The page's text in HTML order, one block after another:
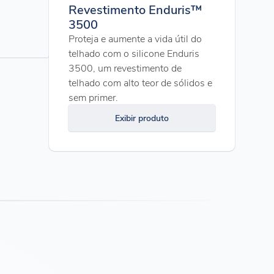
Revestimento Enduris™
3500
Proteja e aumente a vida útil do
telhado com o silicone Enduris
3500, um revestimento de
telhado com alto teor de sólidos e
sem primer.
Exibir produto